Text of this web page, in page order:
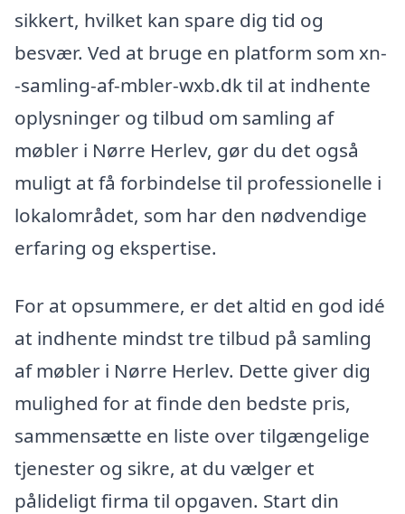
sikkert, hvilket kan spare dig tid og
besvær. Ved at bruge en platform som xn-
-samling-af-mbler-wxb.dk til at indhente
oplysninger og tilbud om samling af
møbler i Nørre Herlev, gør du det også
muligt at få forbindelse til professionelle i
lokalområdet, som har den nødvendige
erfaring og ekspertise.
For at opsummere, er det altid en god idé
at indhente mindst tre tilbud på samling
af møbler i Nørre Herlev. Dette giver dig
mulighed for at finde den bedste pris,
sammensætte en liste over tilgængelige
tjenester og sikre, at du vælger et
pålideligt firma til opgaven. Start din